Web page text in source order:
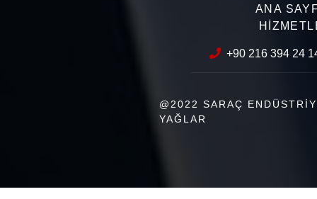
ANA
+90 216 394 24
@2022 SARAÇ
YAĞLAR